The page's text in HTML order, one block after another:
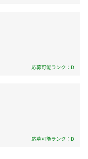
険、雇用保険・労災
応募可能ランク：D
応募可能ランク：D